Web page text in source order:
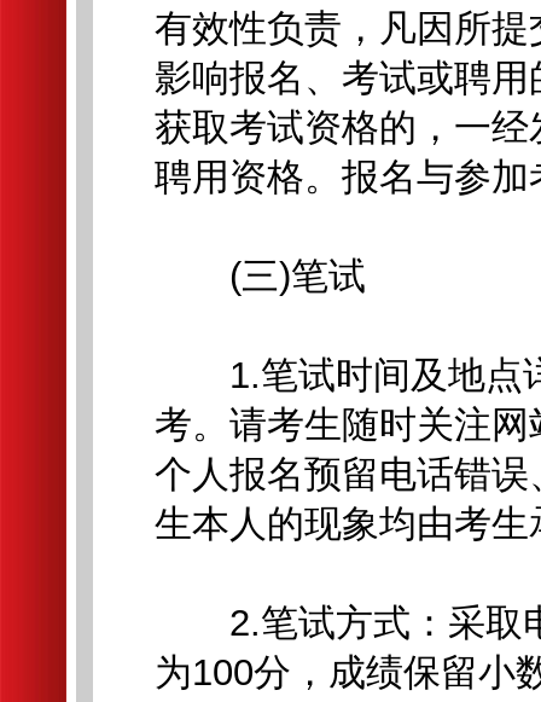
有效性负责，凡因所
影响报名、考试或聘
获取考试资格的，一
聘用资格。报名与参
(三)笔试
1.笔试时间及地点
考。请考生随时关注
个人报名预留电话错
生本人的现象均由考生
2.笔试方式：采取
为100分，成绩保留小